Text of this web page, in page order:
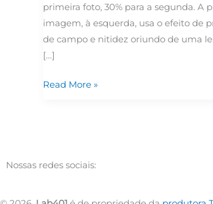
primeira foto, 30% para a segunda. A
imagem, à esquerda, usa o efeito de
de campo e nitidez oriundo de uma
[…]
Read More »
Nossas redes sociais: